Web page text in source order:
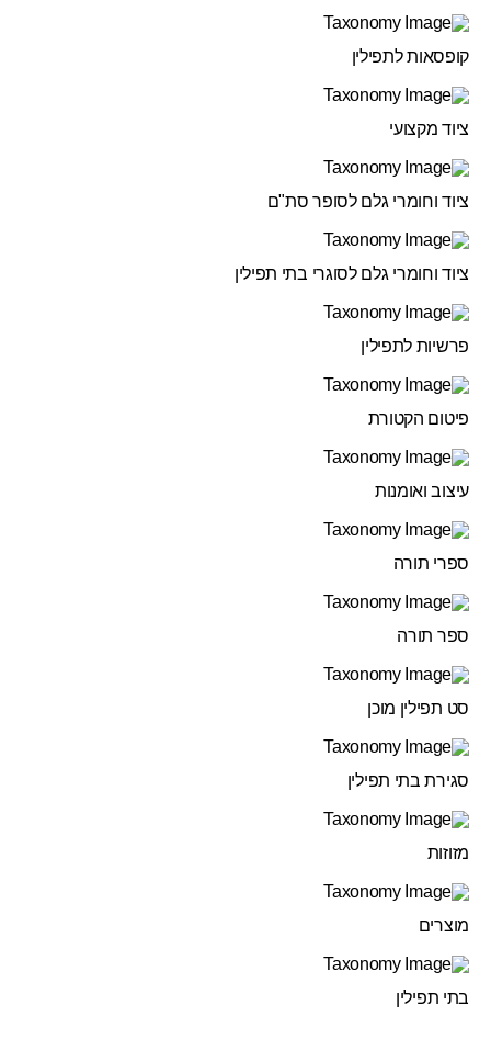
קופסאות לתפילין
ציוד מקצועי
ציוד וחומרי גלם לסופר סת"ם
ציוד וחומרי גלם לסוגרי בתי תפילין
פרשיות לתפילין
פיטום הקטורת
עיצוב ואומנות
ספרי תורה
ספר תורה
סט תפילין מוכן
סגירת בתי תפילין
מזוזות
מוצרים
בתי תפילין